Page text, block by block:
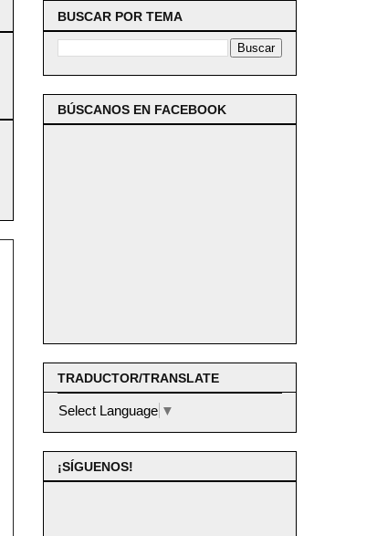
BUSCAR POR TEMA
BÚSCANOS EN FACEBOOK
TRADUCTOR/TRANSLATE
Select Language ▼
¡SÍGUENOS!